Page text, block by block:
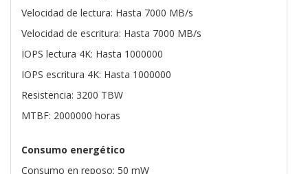
Velocidad de lectura: Hasta 7000 MB/s
Velocidad de escritura: Hasta 7000 MB/s
IOPS lectura 4K: Hasta 1000000
IOPS escritura 4K: Hasta 1000000
Resistencia: 3200 TBW
MTBF: 2000000 horas
Consumo energético
Consumo en reposo: 50 mW